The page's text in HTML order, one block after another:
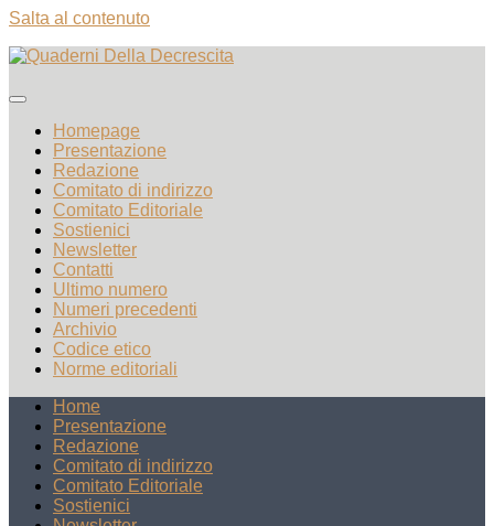
Salta al contenuto
Homepage
Presentazione
Redazione
Comitato di indirizzo
Comitato Editoriale
Sostienici
Newsletter
Contatti
Ultimo numero
Numeri precedenti
Archivio
Codice etico
Norme editoriali
Home
Presentazione
Redazione
Comitato di indirizzo
Comitato Editoriale
Sostienici